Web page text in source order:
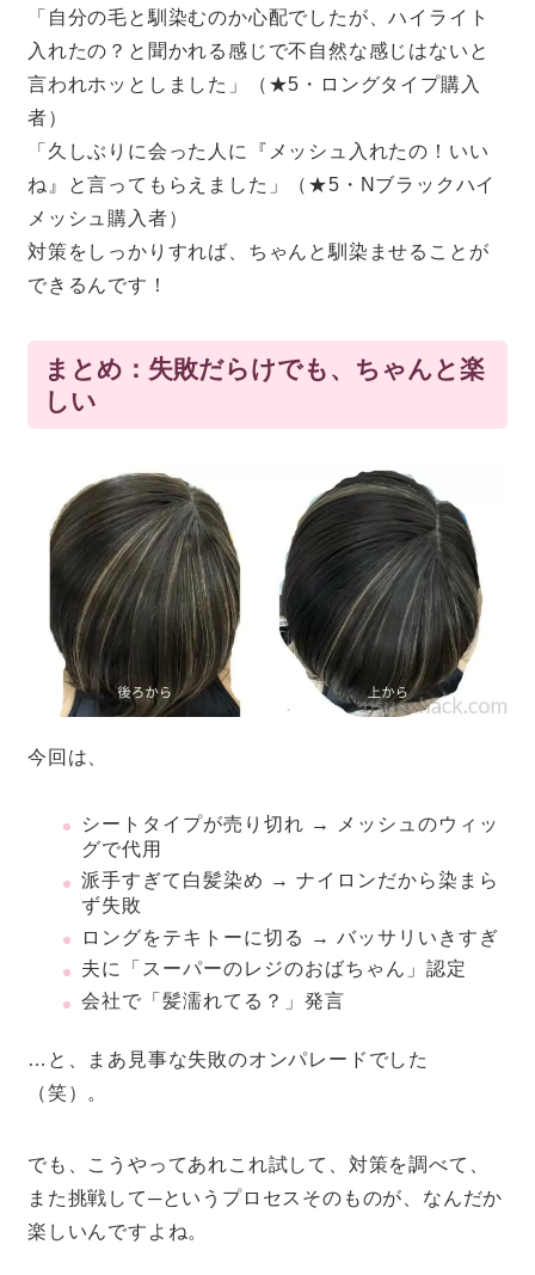
「自分の毛と馴染むのか心配でしたが、ハイライト
入れたの？と聞かれる感じで不自然な感じはないと
言われホッとしました」（★5・ロングタイプ購入
者）
「久しぶりに会った人に『メッシュ入れたの！いい
ね』と言ってもらえました」（★5・Nブラックハイ
メッシュ購入者）
対策をしっかりすれば、ちゃんと馴染ませることが
できるんです！
まとめ：失敗だらけでも、ちゃんと楽
しい
今回は、
シートタイプが売り切れ → メッシュのウィッ
グで代用
派手すぎて白髪染め → ナイロンだから染まら
ず失敗
ロングをテキトーに切る → バッサリいきすぎ
夫に「スーパーのレジのおばちゃん」認定
会社で「髪濡れてる？」発言
…と、まあ見事な失敗のオンパレードでした
（笑）。
でも、こうやってあれこれ試して、対策を調べて、
また挑戦して─というプロセスそのものが、なんだか
楽しいんですよね。